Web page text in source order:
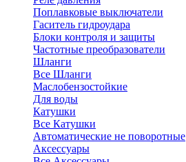
Поплавковые выключатели
Гаситель гидроудара
Блоки контроля и защиты
Частотные преобразователи
Шланги
Все Шланги
Маслобензостойкие
Для воды
Катушки
Все Катушки
Автоматические не поворотные
Аксессуары